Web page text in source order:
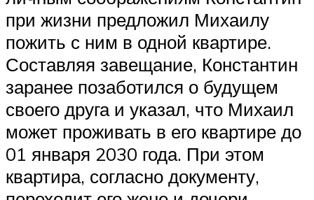
при жизни предложил Михаилу
пожить с ним в одной квартире.
Составляя завещание, Константин
заранее позаботился о будущем
своего друга и указал, что Михаил
может проживать в его квартире до
01 января 2030 года. При этом
квартира, согласно документу,